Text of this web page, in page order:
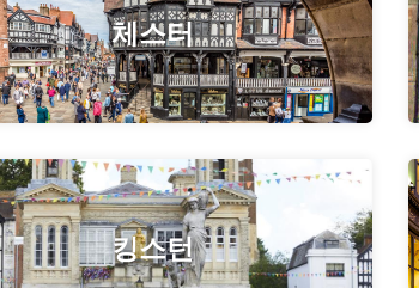
체스터
킹스턴